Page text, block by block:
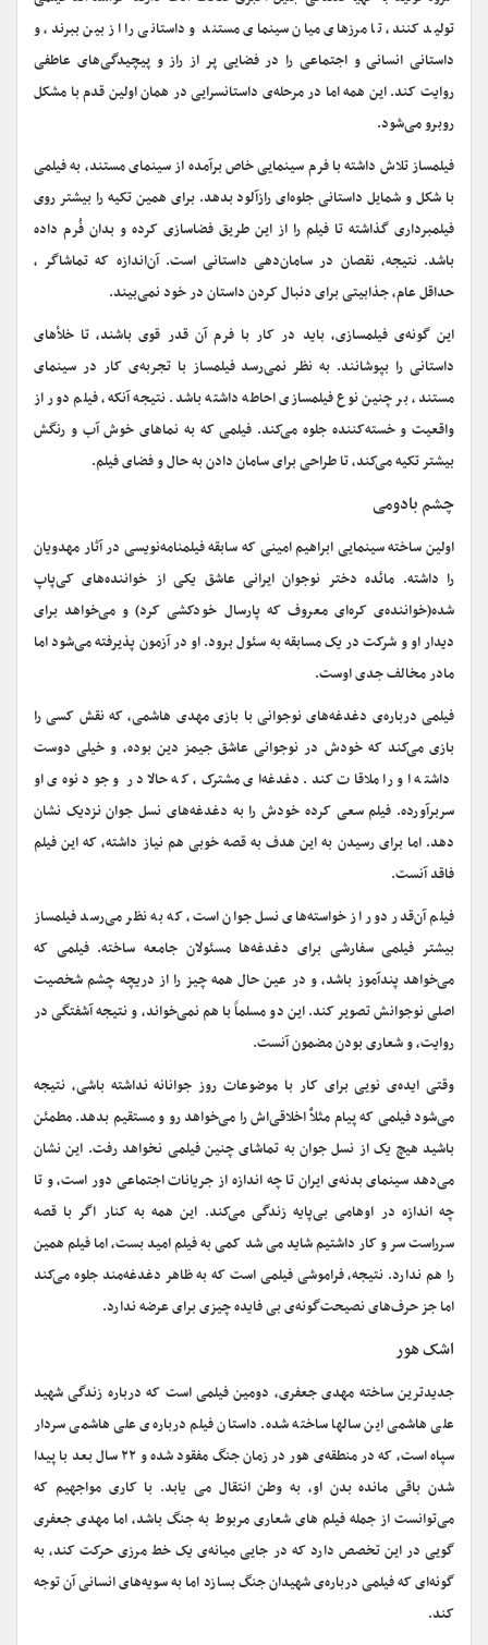
تولید کنند، تا مرزهای میان سینمای مستند و داستانی را از بین ببرند، و
داستانی انسانی و اجتماعی را در فضایی پر از راز و پیچیدگی‌های عاطفی
روایت کند. این همه اما در مرحله‌ی داستانسرایی در همان اولین قدم با مشکل
روبرو می‌شود.
فیلمساز تلاش داشته با فرم‌ سینمایی خاص برآمده از سینمای مستند، به فیلمی
با شکل و شمایل داستانی جلوه‌ای راز‌آلود بدهد. برای همین تکیه را بیشتر روی
فیلمبرداری گذاشته تا فیلم را از این طریق فضاسازی کرده و بدان فُرم داده
باشد. نتیجه، نقصان در سامان‌دهی داستانی است. آن‌اندازه که تماشاگر ،
حداقل عام، جذابیتی برای دنبال کردن داستان در خود نمی‌بیند.
این گونه‌ی فیلمسازی، باید در کار با فرم آن قدر قوی باشند، تا خلأهای
داستانی را بپوشانند. به نظر نمی‌رسد فیلمساز با تجربه‌ی کار در سینمای
مستند، بر چنین نوع فیلمسازی احاطه داشته باشد. نتیجه آنکه، فیلم دور از
واقعیت و خسته‌کننده جلوه می‌کند. فیلمی که به نماهای خوش آب و رنگش
بیشتر تکیه می‌کند، تا طراحی برای سامان دادن به حال و فضای فیلم.
چشم بادومی
اولین ساخته سینمایی ابراهیم امینی که سابقه فیلمنامه‌نویسی در آثار مهدویان
را داشته. مائده دختر نوجوان ایرانی عاشق یکی از خواننده‌های کی‌پاپ
شده(خواننده‌ی کره‌ای معروف که پارسال خودکشی کرد) و می‌خواهد برای
دیدار او و شرکت در یک مسابقه به سئول برود. او در آزمون پذیرفته می‌شود اما
مادر مخالف جدی اوست.
فیلمی درباره‌ی دغدغه‌های نوجوانی با بازی مهدی هاشمی، که نقش کسی را
بازی می‌کند که خودش در نوجوانی عاشق جیمز دین بوده، و خیلی دوست
داشته او را ملاقات کند. دغدغه‌ای مشترک، که حالا در و جود نوه‌ی او
سربرآورده. فیلم سعی کرده خودش را به دغدغه‌های نسل جوان نزدیک نشان
دهد. اما برای رسیدن به این هدف به قصه خوبی هم نیاز داشته، که این فیلم
فاقد آنست.
فیلم آن‌قدر دور از خواسته‌های نسل جوان است، که به نظر می‌رسد فیلمساز
بیشتر فیلمی سفارشی برای دغدغه‌ها مسئولان جامعه ساخته. فیلمی که
می‌خواهد پندآموز باشد، و در عین حال همه چیز را از دریچه چشم شخصیت
اصلی نوجوانش تصویر کند. این دو مسلماً با هم نمی‌خواند، و نتیجه آشفتگی در
روایت، و شعاری بودن مضمون آنست.
وقتی ایده‌ی نویی برای کار با موضوعات روز جوانانه نداشته باشی، نتیجه
می‌شود فیلمی که پیام مثلاٌ اخلاقی‌اش را می‌خواهد رو و مستقیم بدهد. مطمئن
باشید هیچ یک از نسل جوان به تماشای چنین فیلمی نخواهد رفت. این نشان
می‌دهد سینمای بدنه‌ی ایران تا چه اندازه از جریانات اجتماعی دور است، و تا
چه اندازه در اوهامی بی‌پایه زندگی می‌کند. این همه به کنار اگر با قصه
سرراست سر و کار داشتیم شاید می شد کمی به فیلم امید بست، اما فیلم همین
را هم ندارد. نتیجه، فراموشی فیلمی است که به ظاهر دغدغه‌مند جلوه می‌کند
اما جز حرف‌های نصیحت‌گونه‌ی بی فایده چیزی برای عرضه ندارد.
اشک هور
جدیدترین ساخته مهدی جعفری، دومین فیلمی است که درباره زندگی شهید
علی هاشمی این سالها ساخته شده. داستان فیلم درباره‌ی علی هاشمی سردار
سپاه است، که در منطقه‌ی هور در زمان جنگ مفقود شده و ۲۲ سال بعد با پیدا
شدن باقی مانده بدن او، به وطن انتقال می یابد. با کاری مواجهیم که
می‌توانست از جمله فیلم های شعاری مربوط به جنگ باشد، اما مهدی جعفری
گویی در این تخصص دارد که در جایی میانه‌ی یک خط مرزی حرکت کند، به
گونه‌ای که فیلمی درباره‌ی شهیدان جنگ بسازد اما به سویه‌های انسانی آن توجه
کند.